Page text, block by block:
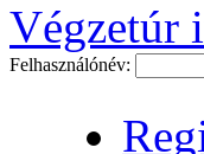
Végzetúr
Felhasználónév: